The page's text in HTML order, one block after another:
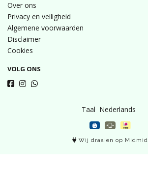
Over ons
Privacy en veiligheid
Algemene voorwaarden
Disclaimer
Cookies
VOLG ONS
Taal
Wij draaien op Midmid